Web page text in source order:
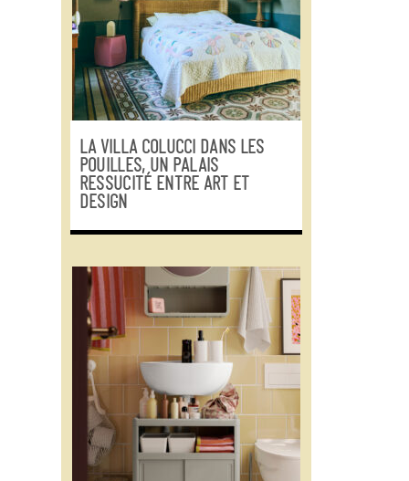
LA VILLA COLUCCI DANS LES
POUILLES, UN PALAIS
RESSUCITÉ ENTRE ART ET
DESIGN